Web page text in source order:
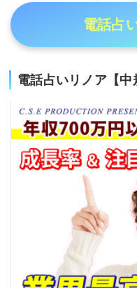
電話占
電話占いリノア【中